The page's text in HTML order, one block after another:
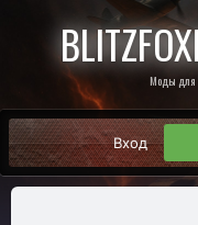
Моды для
Вход